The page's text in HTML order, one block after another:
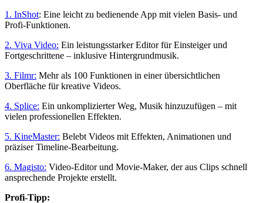
1. InShot: Eine leicht zu bedienende App mit vielen Basis‑ und
Profi‑Funktionen.
2. Viva Video: Ein leistungsstarker Editor für Einsteiger und
Fortgeschrittene – inklusive Hintergrundmusik.
3. Filmr: Mehr als 100 Funktionen in einer übersichtlichen
Oberfläche für kreative Videos.
4. Splice: Ein unkomplizierter Weg, Musik hinzuzufügen – mit
vielen professionellen Effekten.
5. KineMaster: Belebt Videos mit Effekten, Animationen und
präziser Timeline‑Bearbeitung.
6. Magisto: Video‑Editor und Movie‑Maker, der aus Clips schnell
ansprechende Projekte erstellt.
Profi‑Tipp: